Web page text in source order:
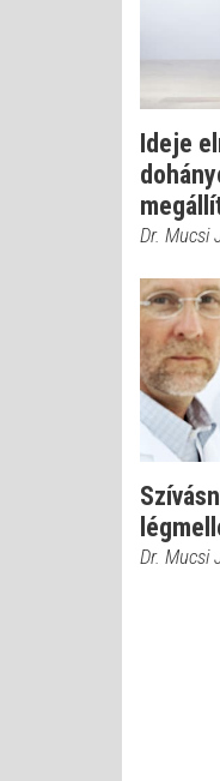
Ideje
Dr. Mucsi
Dr. Mucsi